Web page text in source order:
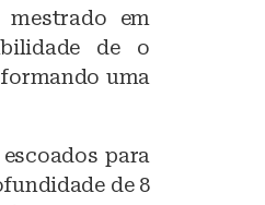
em
de o
uma
para
de 8